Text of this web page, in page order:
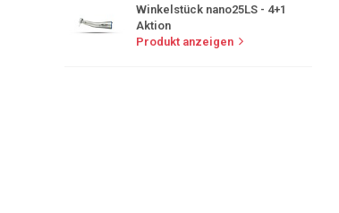
Winkelstück nano25LS - 4+1
Aktion
Produkt anzeigen